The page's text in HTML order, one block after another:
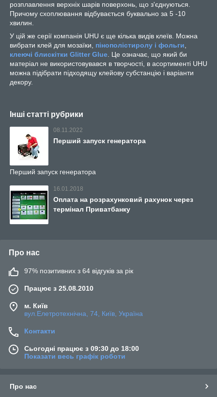
розплавлення верхніх шарів поверхонь, що з'єднуються.
Причому схоплювання відбувається буквально за 5 -10
хвилин.
У цій же серії компанія UHU є ще кілька видів клеїв. Можна
вибрати клей для мозаїки, пінополістиролу і фольги
клеючі блискітки Glitter Glue . Це означає, що який би
матеріал не використовувався в творчості, в асортименті UHU
можна підібрати підходящу клейову субстанцію і варіанти
декору.
Інші статті рубрики
08.11.2022
Перший запуск генератора
Перший запуск генератора
16.01.2018
Оплата на розрахунковий рахунок через
термінал Приватбанку
Про нас
97% позитивних з 64 відгуків за рік
Працює з 25.08.2010
м. Київ
вул.Елетротехнічна, 74, Київ, Україна
Контакти
Сьогодні працює з 09:30 до 18:00
Показати весь графік роботи
Про нас